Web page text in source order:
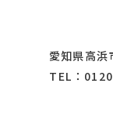
愛知県高
TEL：